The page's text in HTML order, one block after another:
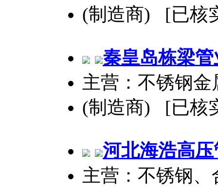
(制造商) [已核
秦皇岛栋梁
主营：不锈钢金
(制造商) [已核
河北海浩高
主营：不锈钢